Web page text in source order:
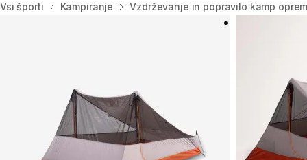
Domov
Vsi športi Kampiranje Vzdrževanje in popravilo kamp